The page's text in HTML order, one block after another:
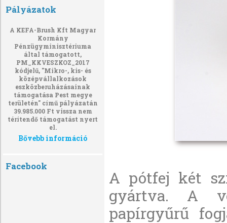
Pályázatok
A KEFA-Brush Kft Magyar
Kormány
Pénzügyminisztériuma
által támogatott,
PM_KKVESZKOZ_2017
kódjelű, "Mikro-, kis- és
középvállalkozások
eszközberuházásainak
támogatása Pest megye
területén" című pályázatán
39.985.000 Ft vissza nem
térítendő támogatást nyert
el.
Bővebb információ
Facebook
A pótfej két
gyártva. A
papírgyűrű